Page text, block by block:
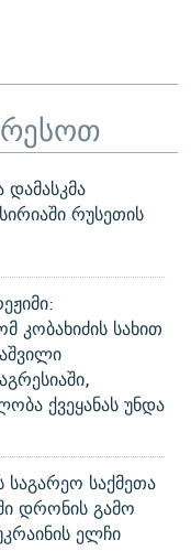
რუსეთის
კობახიძის სახით
ქვეყანას უნდა
საქმეთა
დრონის გამო
ელჩი